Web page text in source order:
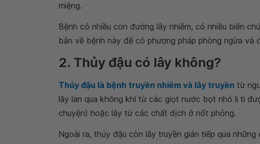
miệng.
Bệnh có nhiều con đường lây nhiễm, có nhiều biến
bản về bệnh này để có phương pháp phòng ngừa và
2. Thủy đậu có lây không?
Thủy đậu là bệnh truyền nhiễm và lây truyền từ
lây lan qua không khí từ các giọt nước bọt nhỏ li ti
chuyện) hoặc lây từ các chất dịch ở nốt phỏng.
Ngoài ra, thủy đậu còn lây truyền gián tiếp qua